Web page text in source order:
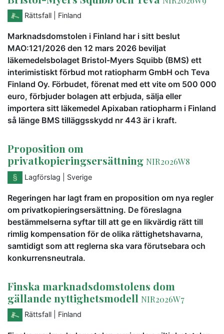
Rättsfall | Finland
Marknadsdomstolen i Finland har i sitt beslut
MAO:121/2026 den 12 mars 2026 beviljat
läkemedelsbolaget Bristol-Myers Squibb (BMS) ett
interimistiskt förbud mot ratiopharm GmbH och Teva
Finland Oy. Förbudet, förenat med ett vite om 500 000
euro, förbjuder bolagen att erbjuda, sälja eller
importera sitt läkemedel Apixaban ratiopharm i Finland
så länge BMS tilläggsskydd nr 443 är i kraft.
Proposition om
privatkopieringsersättning NIR2026W8
Lagförslag | Sverige
Regeringen har lagt fram en proposition om nya regler
om privatkopieringsersättning. De föreslagna
bestämmelserna syftar till att ge en likvärdig rätt till
rimlig kompensation för de olika rättighetshavarna,
samtidigt som att reglerna ska vara förutsebara och
konkurrensneutrala.
Finska marknadsdomstolens dom
gällande nyttighetsmodell NIR2026W7
Rättsfall | Finland